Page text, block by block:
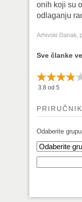
onih koji su
odlaganju
Arhivski članak,
Sve članke
3.8 od 5
Odaberite